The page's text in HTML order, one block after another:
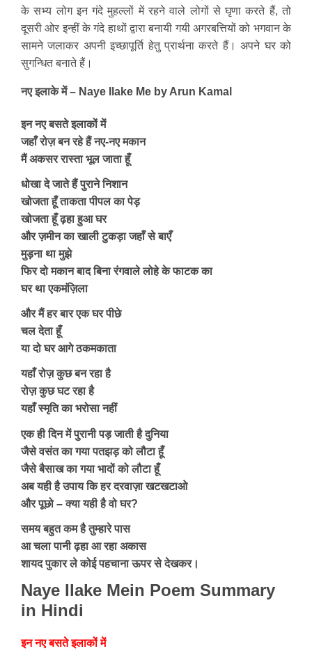
के सभ्य लोग इन गंदे मुहल्लों में रहने वाले लोगों से घृणा करते हैं, तो
दूसरी ओर इन्हीं के गंदे हाथों द्वारा बनायी गयी अगरबत्तियों को भगवान के
सामने जलाकर अपनी इच्छापूर्ति हेतु प्रार्थना करते हैं। अपने घर को
सुगन्धित बनाते हैं।
नए इलाके में – Naye Ilake Me by Arun Kamal
इन नए बसते इलाकों में
जहाँ रोज़ बन रहे हैं नए-नए मकान
मैं अकसर रास्ता भूल जाता हूँ
धोखा दे जाते हैं पुराने निशान
खोजता हूँ ताकता पीपल का पेड़
खोजता हूँ ढ़हा हुआ घर
और ज़मीन का खाली टुकड़ा जहाँ से बाएँ
मुड़ना था मुझे
फिर दो मकान बाद बिना रंगवाले लोहे के फाटक का
घर था एकमंज़िला
और मैं हर बार एक घर पीछे
चल देता हूँ
या दो घर आगे ठकमकाता
यहाँ रोज़ कुछ बन रहा है
रोज़ कुछ घट रहा है
यहाँ स्मृति का भरोसा नहीं
एक ही दिन में पुरानी पड़ जाती है दुनिया
जैसे वसंत का गया पतझड़ को लौटा हूँ
जैसे बैसाख का गया भादों को लौटा हूँ
अब यही है उपाय कि हर दरवाज़ा खटखटाओ
और पूछो – क्या यही है वो घर?
समय बहुत कम है तुम्हारे पास
आ चला पानी ढ़हा आ रहा अकास
शायद पुकार ले कोई पहचाना ऊपर से देखकर।
Naye Ilake Mein Poem Summary
in Hindi
इन नए बसते इलाकों में